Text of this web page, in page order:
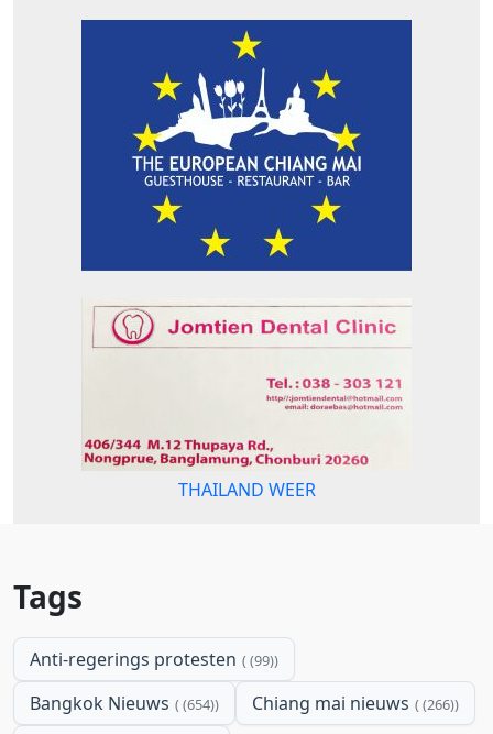
THAILAND WEER
Tags
Anti-regerings protesten (99)
Bangkok Nieuws (654) Chiang mai nieuws (266)